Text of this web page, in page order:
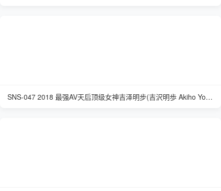
SNS-047 2018 最强AV天后顶级女神吉泽明步(吉沢明歩 Akiho Yoshizawa)